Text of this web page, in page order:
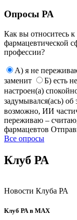
Опросы РА
Как вы относитесь к
фармацевтической
профессии?
А) я не
заменит
Б) есть
настроен(а)
задумывался(ась) об
возможно, ИИ
переживаю –
фармацевтов
Все опросы
Клуб РА
Новости Клуба РА
Клуб РА в MAX